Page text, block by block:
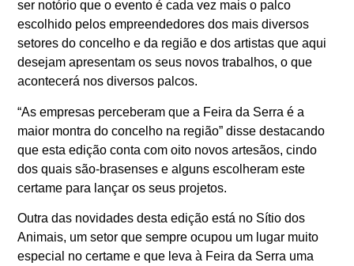
ser notório que o evento é cada vez mais o palco
escolhido pelos empreendedores dos mais diversos
setores do concelho e da região e dos artistas que aqui
desejam apresentam os seus novos trabalhos, o que
acontecerá nos diversos palcos.
“As empresas perceberam que a Feira da Serra é a
maior montra do concelho na região” disse destacando
que esta edição conta com oito novos artesãos, cindo
dos quais são-brasenses e alguns escolheram este
certame para lançar os seus projetos.
Outra das novidades desta edição está no Sítio dos
Animais, um setor que sempre ocupou um lugar muito
especial no certame e que leva à Feira da Serra uma